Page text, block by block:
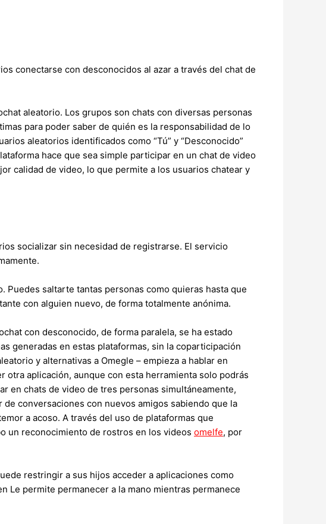
conectarse con desconocidos al azar a través del chat de
aleatorio. Los grupos son chats con diversas personas
para poder saber de quién es la responsabilidad de lo
aleatorios identificados como “Tú” y “Desconocido”
hace que sea simple participar en un chat de video
calidad de video, lo que permite a los usuarios chatear y
socializar sin necesidad de registrarse. El servicio
Puedes saltarte tantas personas como quieras hasta que
con alguien nuevo, de forma totalmente anónima.
con desconocido, de forma paralela, se ha estado
generadas en estas plataformas, sin la coparticipación
y alternativas a Omegle – empieza a hablar en
aplicación, aunque con esta herramienta solo podrás
en chats de video de tres personas simultáneamente,
conversaciones con nuevos amigos sabiendo que la
a acoso. A través del uso de plataformas que
un reconocimiento de rostros en los videos omelfe, por
restringir a sus hijos acceder a aplicaciones como
Le permite permanecer a la mano mientras permanece